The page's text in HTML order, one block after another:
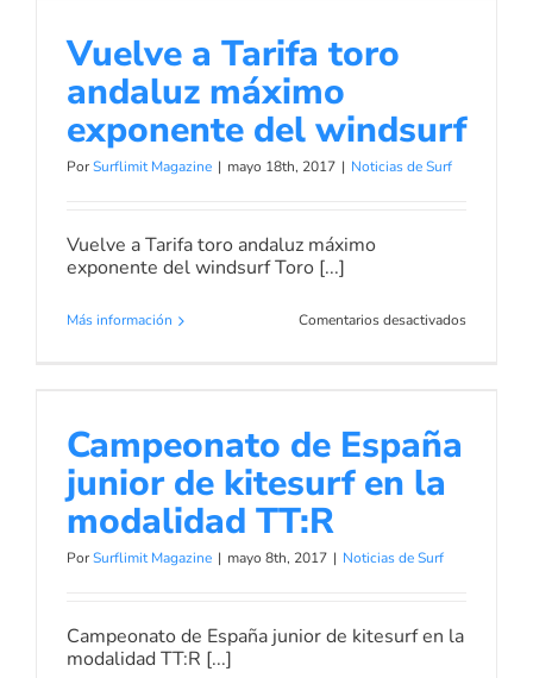
máximo exponente del windsurf
Noticias de Surf
Vuelve a Tarifa toro
andaluz máximo
exponente del windsurf
PorSurflimit Magazine | mayo 18th, 2017 | Noticias de Surf
Vuelve a Tarifa toro andaluz máximo
exponente del windsurf Toro [...]
Más información Comentarios desactivadosen
kitesurf en la modalidad TT:R
Noticias de Surf
Campeonato de España
junior de kitesurf en la
modalidad TT:R
PorSurflimit Magazine | mayo 8th, 2017 | Noticias de Surf
Campeonato de España junior de kitesurf en la
modalidad TT:R [...]